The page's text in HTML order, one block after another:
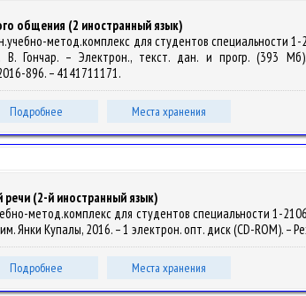
общения (2 иностранный язык)
метод.комплекс для студентов специальности
Гончар. – Электрон., текст. дан. и прогр. (393
896. – 4141711171.
Подробнее Места хранения
(2-й иностранный язык)
метод.комплекс для студентов специальности 1-
Янки Купалы, 2016. – 1 электрон. опт. диск (CD-ROM).
Подробнее Места хранения